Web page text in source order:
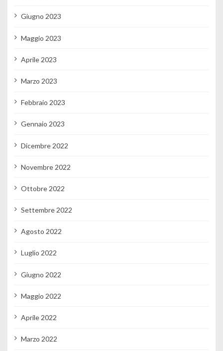
Giugno 2023
Maggio 2023
Aprile 2023
Marzo 2023
Febbraio 2023
Gennaio 2023
Dicembre 2022
Novembre 2022
Ottobre 2022
Settembre 2022
Agosto 2022
Luglio 2022
Giugno 2022
Maggio 2022
Aprile 2022
Marzo 2022